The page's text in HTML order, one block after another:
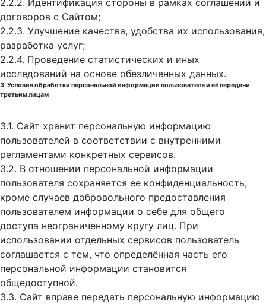
2.2.2. Идентификация стороны в рамках соглашений и
договоров с Сайтом;
2.2.3. Улучшение качества, удобства их использования,
разработка услуг;
2.2.4. Проведение статистических и иных
исследований на основе обезличенных данных.
3. Условия обработки персональной информации пользователя и её передачи
третьим лицам
3.1. Сайт хранит персональную информацию
пользователей в соответствии с внутренними
регламентами конкретных сервисов.
3.2. В отношении персональной информации
пользователя сохраняется ее конфиденциальность,
кроме случаев добровольного предоставления
пользователем информации о себе для общего
доступа неограниченному кругу лиц. При
использовании отдельных сервисов пользователь
соглашается с тем, что определённая часть его
персональной информации становится
общедоступной.
3.3. Сайт вправе передать персональную информацию